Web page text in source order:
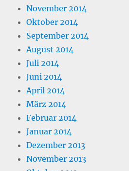
November 2014
Oktober 2014
September 2014
August 2014
Juli 2014
Juni 2014
April 2014
März 2014
Februar 2014
Januar 2014
Dezember 2013
November 2013